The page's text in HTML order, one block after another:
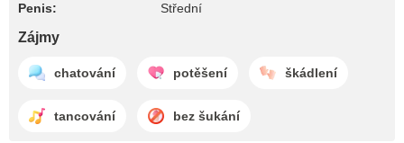
Penis: Střední
Zájmy
chatování potěšení škádlení
tancování bez šukání